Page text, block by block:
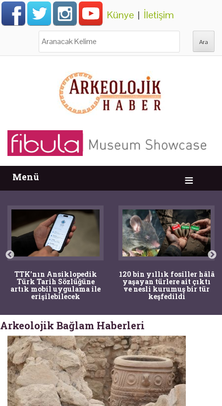
Künye | İletişim
Menü
TTK'nın Ansiklopedik
Türk Tarih Sözlüğüne
artık mobil uygulama ile
erişilebilecek
120 bin yıllık fosiller hâlâ
yaşayan türlere ait çıktı
ve nesli kurumuş bir tür
keşfedildi
Arkeolojik Bağlam Haberleri